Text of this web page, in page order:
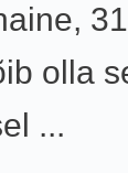
olla
...